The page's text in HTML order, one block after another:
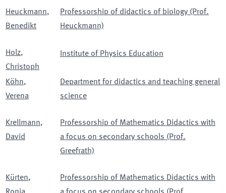
Heuckmann,
Benedikt
Professorship of didactics of biology (Prof.
Heuckmann)
Holz,
Christoph
Institute of Physics Education
Köhn,
Verena
Department for didactics and teaching general
science
Krellmann,
David
Professorship of Mathematics Didactics with
a focus on secondary schools (Prof.
Greefrath)
Kürten,
Professorship of Mathematics Didactics with